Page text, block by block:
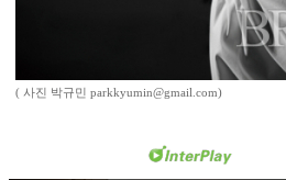
( 사진 박규민 parkkyumin@gmail.com)